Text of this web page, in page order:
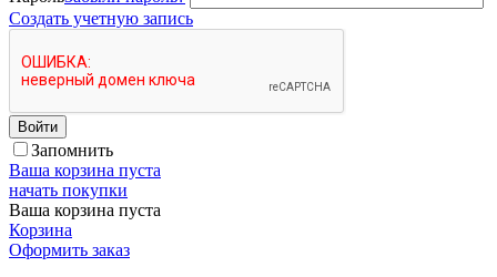
Создать учетную запись
Войти
Запомнить
Ваша корзина пуста
начать покупки
Ваша корзина пуста
Корзина
Оформить заказ